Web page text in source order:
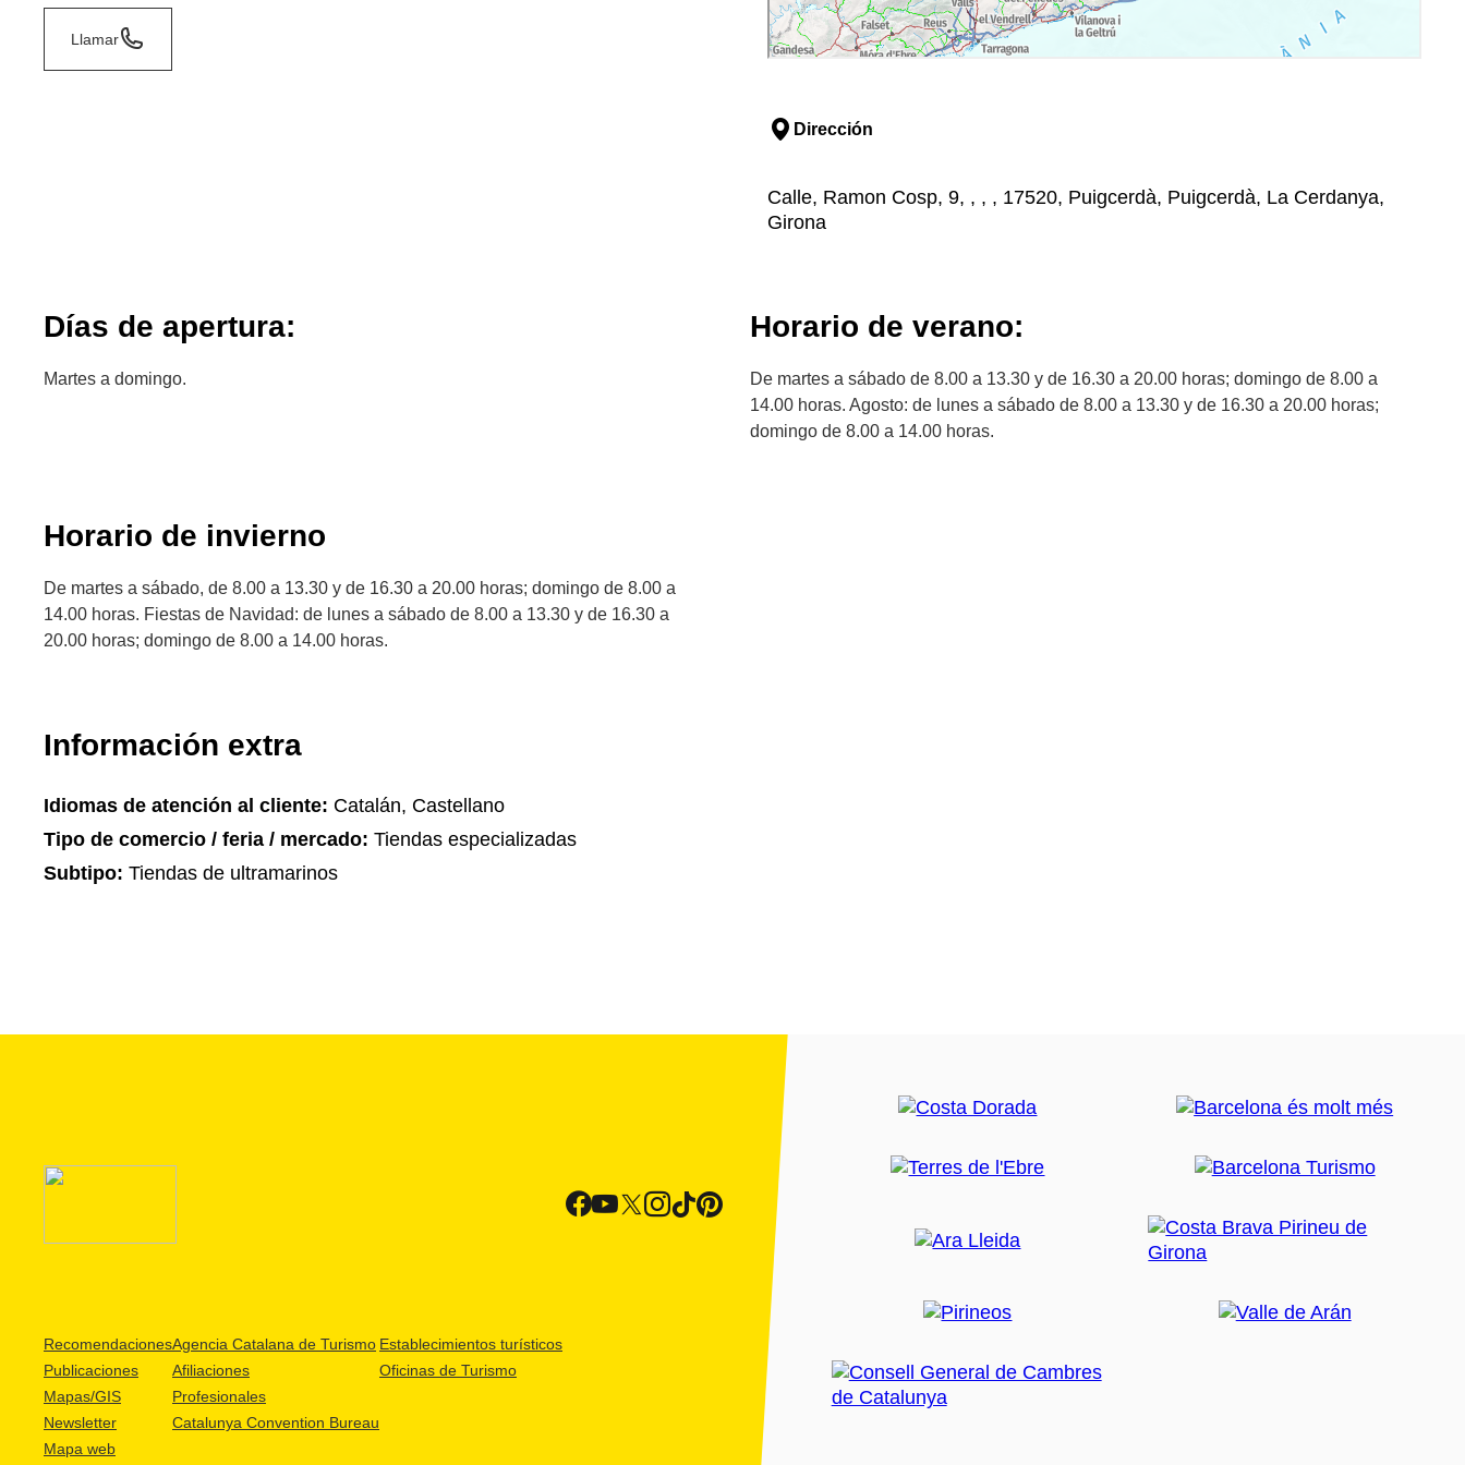
Llamar
Dirección
Calle, Ramon Cosp, 9, , , , 17520, Puigcerdà, Puigcerdà, La Cerdanya,
Girona
Días de apertura:
Martes a domingo.
Horario de verano:
De martes a sábado de 8.00 a 13.30 y de 16.30 a 20.00 horas; domingo de 8.00 a
14.00 horas. Agosto: de lunes a sábado de 8.00 a 13.30 y de 16.30 a 20.00 horas;
domingo de 8.00 a 14.00 horas.
Horario de invierno
De martes a sábado, de 8.00 a 13.30 y de 16.30 a 20.00 horas; domingo de 8.00 a
14.00 horas. Fiestas de Navidad: de lunes a sábado de 8.00 a 13.30 y de 16.30 a
20.00 horas; domingo de 8.00 a 14.00 horas.
Información extra
Idiomas de atención al cliente: Catalán, Castellano
Tipo de comercio / feria / mercado: Tiendas especializadas
Subtipo: Tiendas de ultramarinos
Recomendaciones
Publicaciones
Mapas/GIS
Newsletter
Mapa web
Agencia Catalana de Turismo
Afiliaciones
Profesionales
Catalunya Convention Bureau
Establecimientos turísticos
Oficinas de Turismo